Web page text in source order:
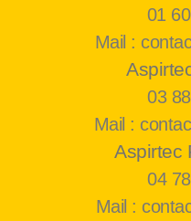
01
Mail :
03
Mail :
Aspirtec
04
Mail :